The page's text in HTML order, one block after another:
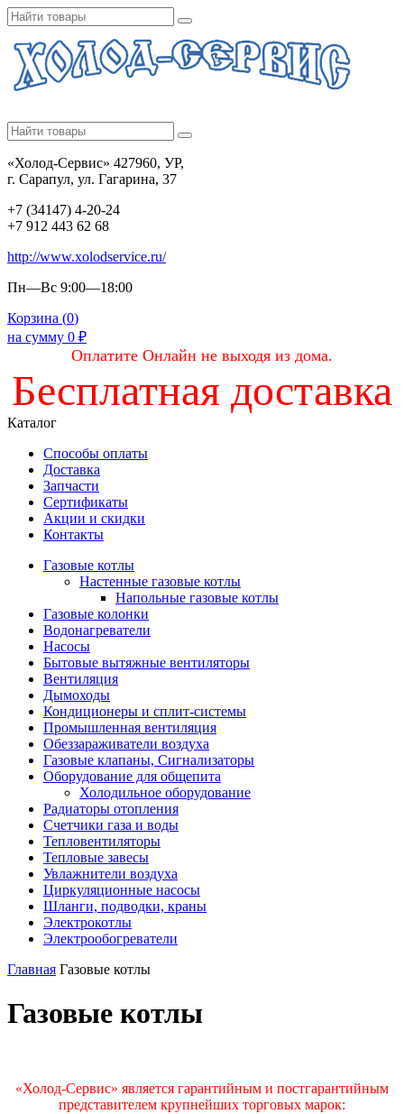
«Холод-Сервис» 427960, УР,
г. Сарапул, ул. Гагарина, 37
+7 (34147) 4-20-24
+7 912 443 62 68
http://www.xolodservice.ru/
Пн—Вс 9:00—18:00
Корзина (0)
на сумму 0 ₽
Оплатите Онлайн не выходя из дома.
Бесплатная доставка
Каталог
Способы оплаты
Доставка
Запчасти
Сертификаты
Акции и скидки
Контакты
Газовые котлы
Настенные газовые котлы
Напольные газовые котлы
Газовые колонки
Водонагреватели
Насосы
Бытовые вытяжные вентиляторы
Вентиляция
Дымоходы
Кондиционеры и сплит-системы
Промышленная вентиляция
Обеззараживатели воздуха
Газовые клапаны, Сигнализаторы
Оборудование для общепита
Холодильное оборудование
Радиаторы отопления
Счетчики газа и воды
Тепловентиляторы
Тепловые завесы
Увлажнители воздуха
Циркуляционные насосы
Шланги, подводки, краны
Электрокотлы
Электрообогреватели
Главная Газовые котлы
Газовые котлы
«Холод-Сервис» является гарантийным и постгарантийным
представителем крупнейших торговых марок: